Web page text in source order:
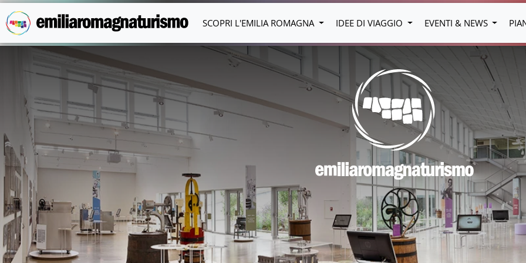
Vai al contenuto principale
SCOPRI L'EMILIA ROMAGNA IDEE DI VIAGGIO EVENTI & NEWS